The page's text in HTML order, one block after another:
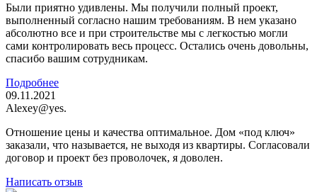
Были приятно удивлены. Мы получили полный проект,
выполненный согласно нашим требованиям. В нем указано
абсолютно все и при строительстве мы с легкостью могли
сами контролировать весь процесс. Остались очень довольны,
спасибо вашим сотрудникам.
Подробнее
09.11.2021
Alexey@yes.
Отношение цены и качества оптимальное. Дом «под ключ»
заказали, что называется, не выходя из квартиры. Согласовали
договор и проект без проволочек, я доволен.
Написать отзыв